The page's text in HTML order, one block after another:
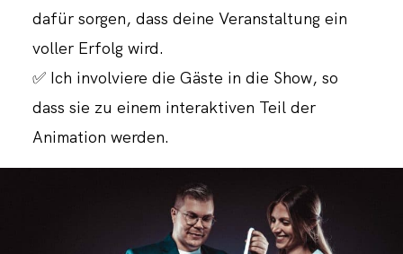
dafür sorgen, dass deine Veranstaltung ein
voller Erfolg wird.
✅ Ich involviere die Gäste in die Show, so
dass sie zu einem interaktiven Teil der
Animation werden.